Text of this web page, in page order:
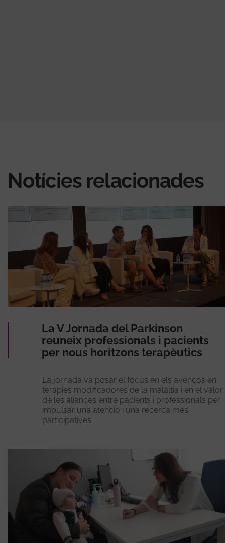
Notícies relacionades
La V Jornada del Parkinson
reuneix professionals i pacients
per nous horitzons terapèutics
La jornada va posar el focus en els avenços en
teràpies modificadores de la malaltia i en el valor
de les aliances entre pacients i professionals per
impulsar una atenció i una recerca més
participatives.